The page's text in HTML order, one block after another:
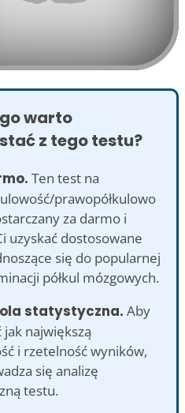
warto
z tego testu?
Ten test na
prawopółkulowo
za darmo i
uzyskać dostosowane
się do popularnej
półkul mózgowych.
statystyczna. Aby
jak największą
i rzetelność wyników,
się analizę
testu.